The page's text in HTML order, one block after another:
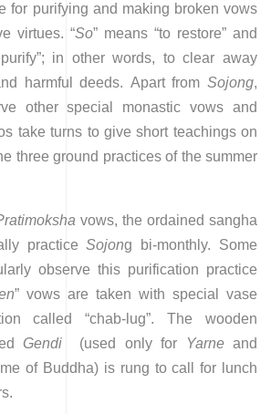
for purifying and making broken vows
virtues. “So” means “to restore” and
in other words, to clear away
harmful deeds. Apart fromSojong,
other special monastic vows and
take turns to give short teachings on
three ground practices of the summer
vows, the ordained sangha
practiceSojong bi-monthly. Some
observe this purification practice
” vows are taken with special vase
called “chab-lug”. The wooden
Gendi (used only for Yarneand
of Buddha) is rung to call for lunch